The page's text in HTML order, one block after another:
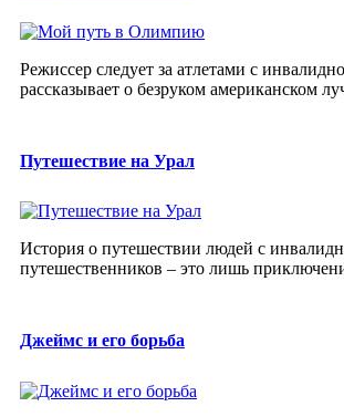
Режиссер следует за атлетами с
рассказывает о безруком американском
Путешествие на Урал
История о путешествии людей с
путешественников – это лишь
Джеймс и его борьба